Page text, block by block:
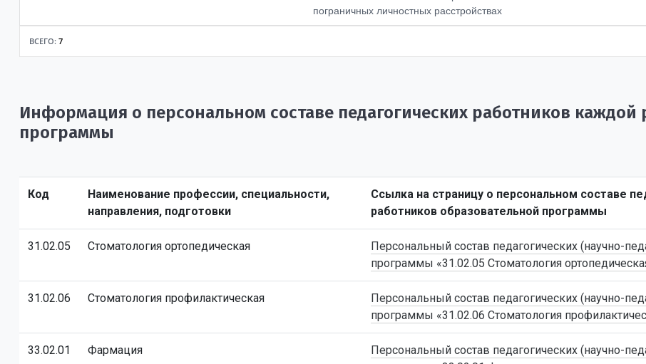
пограничных личностных расстройствах
ВСЕГО: 7
Информация о персональном составе педагогических работников каждой
программы
Код
Наименование профессии, специальности,
направления, подготовки
Ссылка на страницу о персональном составе
работников образовательной программы
31.02.05 Стоматология ортопедическая
Персональный состав педагогических (научно-
программы «31.02.05 Стоматология
31.02.06 Стоматология профилактическая
Персональный состав педагогических (научно-
программы «31.02.06 Стоматология
33.02.01 Фармация
Персональный состав педагогических (научно-